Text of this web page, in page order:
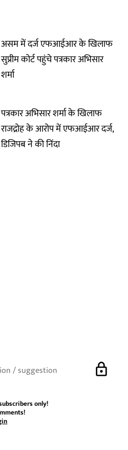
असम में दर्ज एफआईआर के खिलाफ
सुप्रीम कोर्ट पहुंचे पत्रकार अभिसार
शर्मा
पत्रकार अभिसार शर्मा के खिलाफ
राजद्रोह के आरोप में एफआईआर दर्ज,
डिजिपब ने की निंदा
lock
only!